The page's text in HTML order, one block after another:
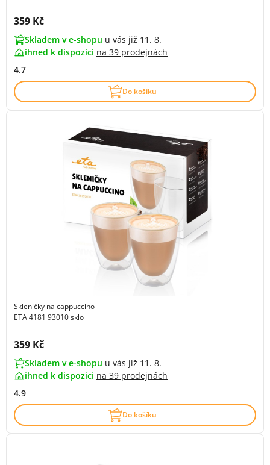
Cena s DPH:
359 Kč
Skladem v e-shopu u vás již 11. 8.
ihned k dispozici na 39 prodejnách
4.7
Do košíku
Skleničky na cappuccino
ETA 4181 93010 sklo
Cena s DPH:
359 Kč
Skladem v e-shopu u vás již 11. 8.
ihned k dispozici na 39 prodejnách
4.9
Do košíku